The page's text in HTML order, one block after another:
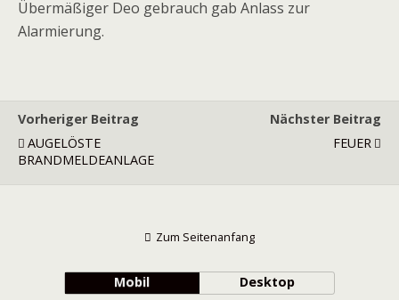
Übermäßiger Deo gebrauch gab Anlass zur
Alarmierung.
Vorheriger Beitrag
AUGELÖSTE
BRANDMELDEANLAGE
Nächster Beitrag
FEUER
Zum Seitenanfang
Mobil Desktop